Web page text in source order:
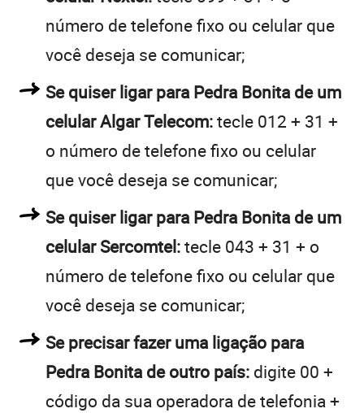
número de telefone fixo ou celular que
você deseja se comunicar;
Se quiser ligar para Pedra Bonita de um
celular Algar Telecom:tecle 012 + 31 +
o número de telefone fixo ou celular
que você deseja se comunicar;
Se quiser ligar para Pedra Bonita de um
celular Sercomtel:tecle 043 + 31 + o
número de telefone fixo ou celular que
você deseja se comunicar;
Se precisar fazer uma ligação para
Pedra Bonita de outro país: digite 00 +
código da sua operadora de telefonia +